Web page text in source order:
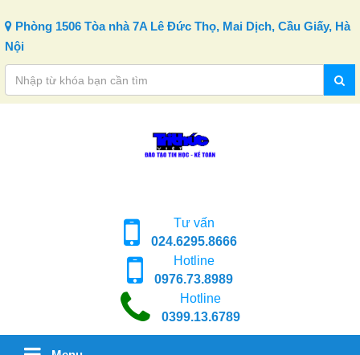
Phòng 1506 Tòa nhà 7A Lê Đức Thọ, Mai Dịch, Cầu Giấy, Hà
Nội
Tư vấn
024.6295.8666
Hotline
0976.73.8989
Hotline
0399.13.6789